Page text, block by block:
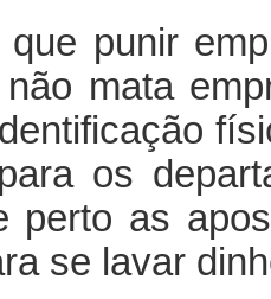
que punir
mata
os
perto as
se lavar